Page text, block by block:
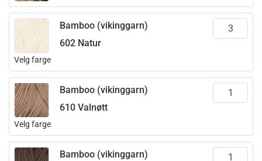
Velg farge
Bamboo (vikinggarn)
602 Natur
Velg farge
Bamboo (vikinggarn)
610 Valnøtt
Bamboo (vikinggarn)